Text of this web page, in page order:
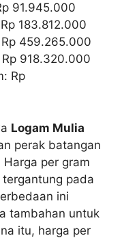
91.945.000
183.812.000
459.265.000
918.320.000
Rp
Logam Mulia
perak batangan
per gram
pada
ini
tambahan untuk
itu, harga per